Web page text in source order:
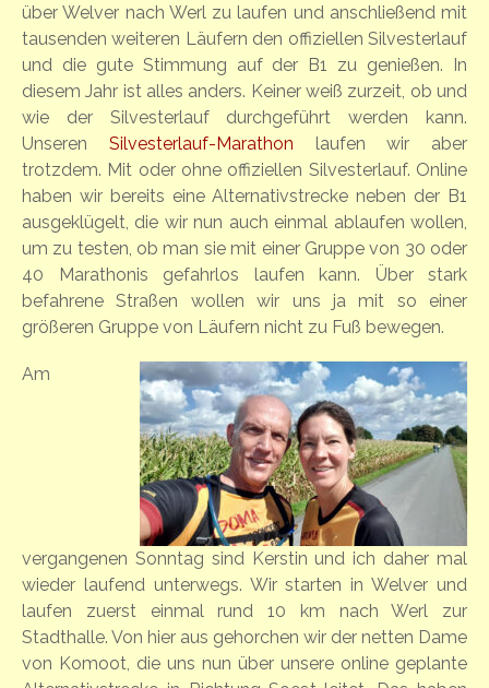
über Welver nach Werl zu laufen und anschließend mit
tausenden weiteren Läufern den offiziellen Silvesterlauf
und die gute Stimmung auf der B1 zu genießen. In
diesem Jahr ist alles anders. Keiner weiß zurzeit, ob und
wie der Silvesterlauf durchgeführt werden kann.
Unseren Silvesterlauf-Marathon laufen wir aber
trotzdem. Mit oder ohne offiziellen Silvesterlauf. Online
haben wir bereits eine Alternativstrecke neben der B1
ausgeklügelt, die wir nun auch einmal ablaufen wollen,
um zu testen, ob man sie mit einer Gruppe von 30 oder
40 Marathonis gefahrlos laufen kann. Über stark
befahrene Straßen wollen wir uns ja mit so einer
größeren Gruppe von Läufern nicht zu Fuß bewegen.
Am
vergangenen Sonntag sind Kerstin und ich daher mal
wieder laufend unterwegs. Wir starten in Welver und
laufen zuerst einmal rund 10 km nach Werl zur
Stadthalle. Von hier aus gehorchen wir der netten Dame
von Komoot, die uns nun über unsere online geplante